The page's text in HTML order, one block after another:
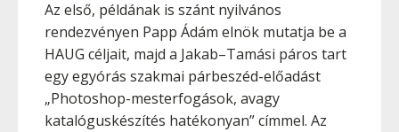
Az első, példának is szánt nyilvános
rendezvényen Papp Ádám elnök mutatja be a
HAUG céljait, majd a Jakab–Tamási páros tart
egy egyórás szakmai párbeszéd-előadást
„Photoshop-mesterfogások, avagy
katalóguskészítés hatékonyan” címmel. Az